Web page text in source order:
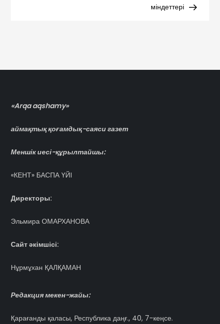
міндеттері
«Arqa aqshamy»
аймақтық қоғамдық-саяси газет
Меншік иесі-құрылтайшы:
«КЕНТ» БАСПА ҮЙІ
Директоры:
Эльмира ОМАРХАНОВА
Сайт әкімшісі:
Нұрмұхан ҚАЛҚАМАН
Редакция мекен-жайы:
Қарағанды қаласы, Республика даңғ., 40, 7-кеңсе.